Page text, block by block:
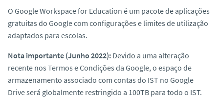
O Google Workspace for Education é um pacote de aplicações
gratuitas do Google com configurações e limites de utilização
adaptados para escolas.
Nota importante (Junho 2022): Devido a uma alteração
recente nos Termos e Condições da Google, o espaço de
armazenamento associado com contas do IST no Google
Drive será globalmente restringido a 100TB para todo o IST.